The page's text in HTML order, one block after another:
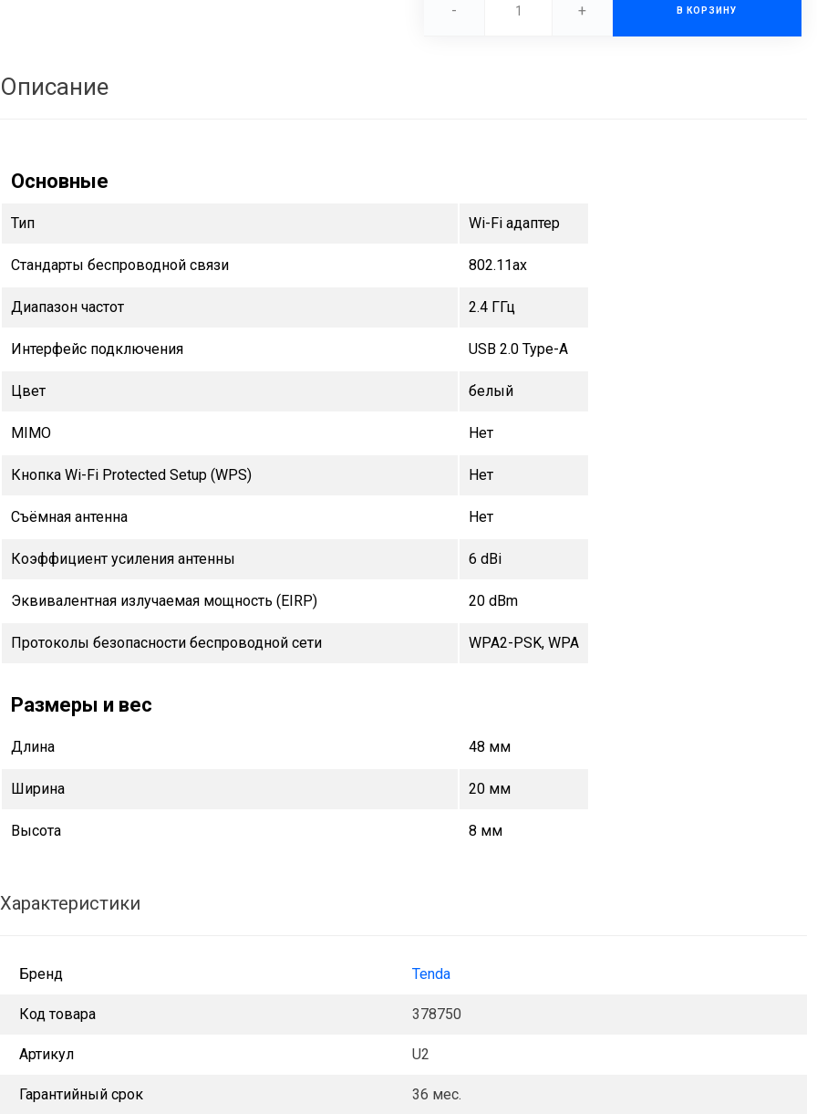
- + В КОРЗИНУ
Описание
Основные
Тип Wi-Fi адаптер
Стандарты беспроводной связи 802.11ax
Диапазон частот 2.4 ГГц
Интерфейс подключения USB 2.0 Type-A
Цвет белый
MIMO Нет
Кнопка Wi-Fi Protected Setup (WPS) Нет
Съёмная антенна Нет
Коэффициент усиления антенны 6 dBi
Эквивалентная излучаемая мощность (EIRP) 20 dBm
Протоколы безопасности беспроводной сети WPA2-PSK, WPA
Размеры и вес
Длина 48 мм
Ширина 20 мм
Высота 8 мм
Характеристики
Бренд Tenda
Код товара 378750
Артикул U2
Гарантийный срок 36 мес.